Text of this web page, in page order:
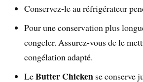
Conservez-le au réfrigérateur
Pour une conservation plus
congeler. Assurez-vous de le
congélation adapté.
LeButter Chicken se conserve